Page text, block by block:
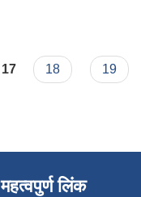
17 18 19
महत्वपुर्ण लिंक